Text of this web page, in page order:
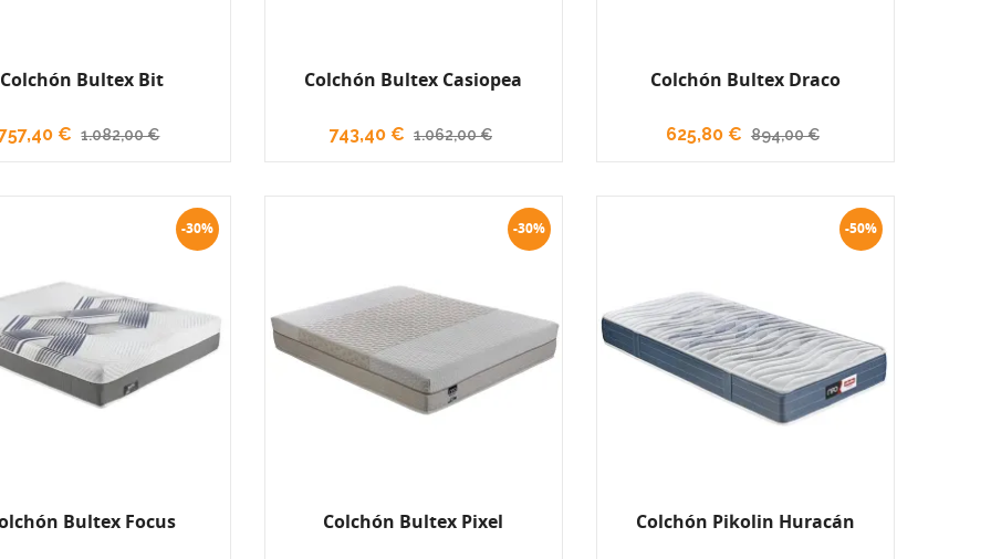
Colchón Bultex Bit
€ 1.082,00 €
Colchón Bultex Casiopea
743,40 € 1.062,00 €
Colchón Bultex Draco
625,80 € 894,00 €
-30%
Bultex Focus
-30%
Colchón Bultex Pixel
-50%
Colchón Pikolin Huracán